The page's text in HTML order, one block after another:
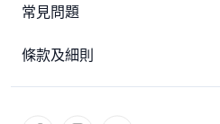
常見問題
條款及細則